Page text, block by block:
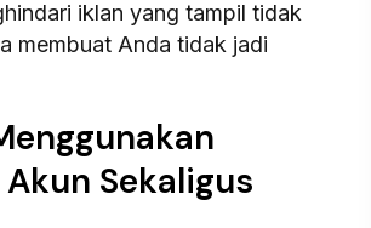
iklan yang tampil tidak
membuat Anda tidak jadi
Sekaligus